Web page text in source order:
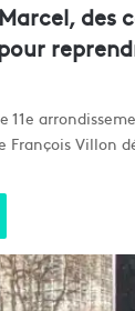
des
11e
François Villon